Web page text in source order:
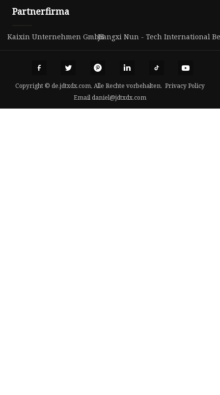
Partnerfirma
Kaixin Unternehmen GmbHJiangxi Nun - Tech International
Copyright © de.jdtxdx.com, Alle Rechte vorbehalten. Privacy Policy
Emaildaniel@jdtxdx.com